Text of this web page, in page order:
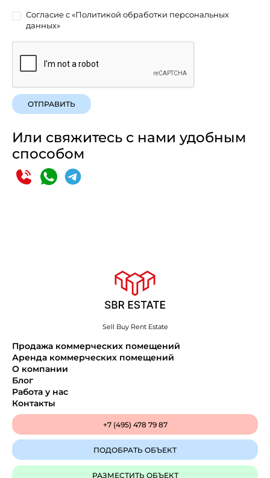
Согласие с«Политикой обработки персональных
данных»
ОТПРАВИТЬ
Или свяжитесь с нами удобным
способом
Sell Buy Rent Estate
Продажа коммерческих помещений
Аренда коммерческих помещений
О компании
Блог
Работа у нас
Контакты
+7 (495) 478 79 87
ПОДОБРАТЬ ОБЪЕКТ
РАЗМЕСТИТЬ ОБЪЕКТ